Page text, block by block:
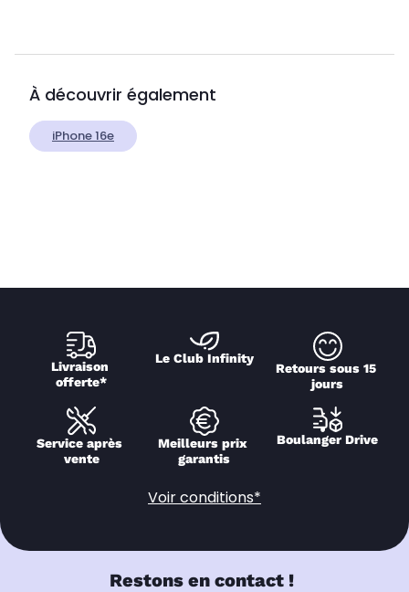
À découvrir également
iPhone 16e
Livraison
offerte*
Le Club Infinity
Retours sous 15
jours
Service après
vente
Meilleurs prix
garantis
Boulanger Drive
Voir conditions*
Restons en contact !